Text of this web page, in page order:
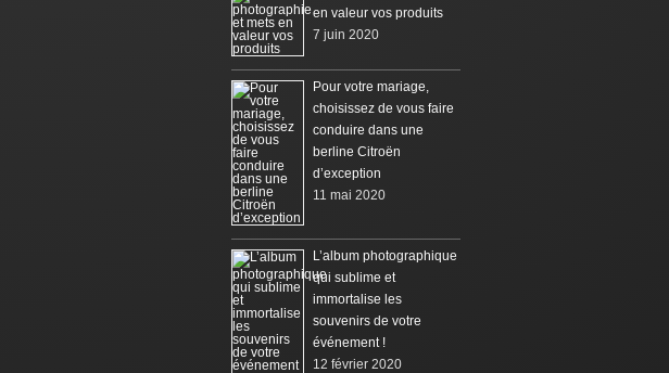
en valeur vos produits
7 juin 2020
Pour votre mariage,
choisissez de vous faire
conduire dans une
berline Citroën
d’exception
11 mai 2020
L’album photographique
qui sublime et
immortalise les
souvenirs de votre
événement !
12 février 2020